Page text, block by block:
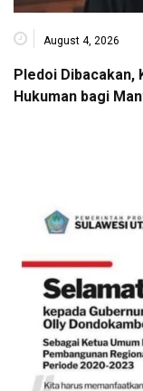
August 4, 2026
Pledoi Dibacakan,
Hukuman bagi